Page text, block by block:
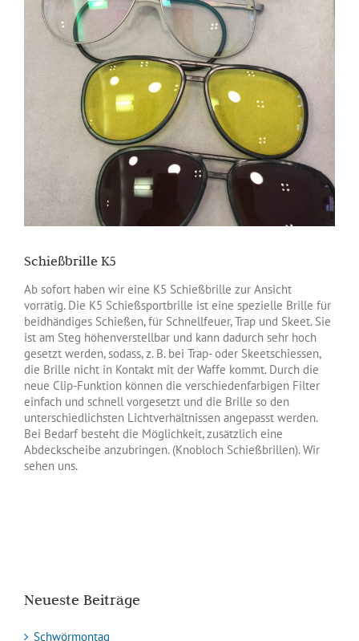
Schießbrille K5
Ab sofort haben wir eine K5 Schießbrille zur Ansicht
vorrätig. Die K5 Schießsportbrille ist eine spezielle Brille für
beidhändiges Schießen, für Schnellfeuer, Trap und Skeet. Sie
ist am Steg höhenverstellbar und kann dadurch sehr hoch
gesetzt werden, sodass, z. B. bei Trap- oder Skeetschiessen,
die Brille nicht in Kontakt mit der Waffe kommt. Durch die
neue Clip-Funktion können die verschiedenfarbigen Filter
einfach und schnell vorgesetzt und die Brille so den
unterschiedlichsten Lichtverhältnissen angepasst werden.
Bei Bedarf besteht die Möglichkeit, zusätzlich eine
Abdeckscheibe anzubringen. (Knobloch Schießbrillen). Wir
sehen uns.
Neueste Beiträge
Schwörmontag